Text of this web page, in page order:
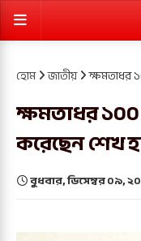
হোম জাতীয় ক্ষমতাধর
ক্ষমতাধর
করেছেন শেখ
বুধবার, ডিসেম্বর ০৯,